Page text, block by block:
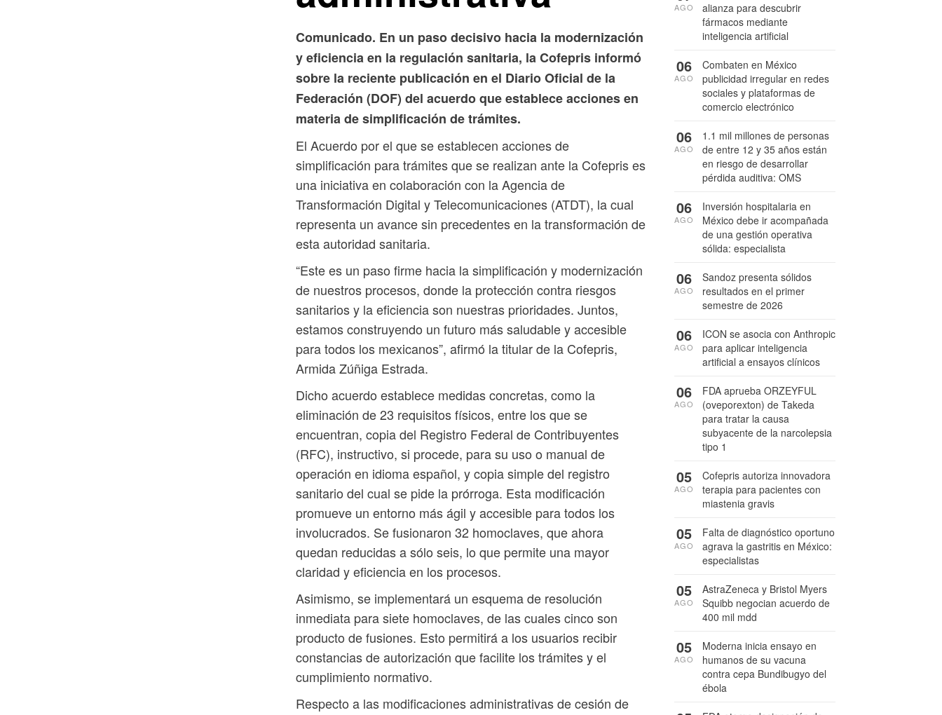
Comunicado. En un paso decisivo hacia la modernización
y eficiencia en la regulación sanitaria, la Cofepris informó
sobre la reciente publicación en el Diario Oficial de la
Federación (DOF) del acuerdo que establece acciones en
materia de simplificación de trámites.
El Acuerdo por el que se establecen acciones de
simplificación para trámites que se realizan ante la Cofepris es
una iniciativa en colaboración con la Agencia de
Transformación Digital y Telecomunicaciones (ATDT), la cual
representa un avance sin precedentes en la transformación de
esta autoridad sanitaria.
“Este es un paso firme hacia la simplificación y modernización
de nuestros procesos, donde la protección contra riesgos
sanitarios y la eficiencia son nuestras prioridades. Juntos,
estamos construyendo un futuro más saludable y accesible
para todos los mexicanos”, afirmó la titular de la Cofepris,
Armida Zúñiga Estrada.
Dicho acuerdo establece medidas concretas, como la
eliminación de 23 requisitos físicos, entre los que se
encuentran, copia del Registro Federal de Contribuyentes
(RFC), instructivo, si procede, para su uso o manual de
operación en idioma español, y copia simple del registro
sanitario del cual se pide la prórroga. Esta modificación
promueve un entorno más ágil y accesible para todos los
involucrados. Se fusionaron 32 homoclaves, que ahora
quedan reducidas a sólo seis, lo que permite una mayor
claridad y eficiencia en los procesos.
Asimismo, se implementará un esquema de resolución
inmediata para siete homoclaves, de las cuales cinco son
producto de fusiones. Esto permitirá a los usuarios recibir
constancias de autorización que facilite los trámites y el
cumplimiento normativo.
Respecto a las modificaciones administrativas de cesión de
alianza para descubrir
fármacos mediante
inteligencia artificial
AGO
Combaten en México
publicidad irregular en redes
sociales y plataformas de
comercio electrónico
06
AGO
1.1 mil millones de personas
de entre 12 y 35 años están
en riesgo de desarrollar
pérdida auditiva: OMS
06
AGO
Inversión hospitalaria en
México debe ir acompañada
de una gestión operativa
sólida: especialista
06
AGO
Sandoz presenta sólidos
resultados en el primer
semestre de 2026
06
AGO
ICON se asocia con Anthropic
para aplicar inteligencia
artificial a ensayos clínicos
06
AGO
FDA aprueba ORZEYFUL
(oveporexton) de Takeda
para tratar la causa
subyacente de la narcolepsia
tipo 1
06
AGO
Cofepris autoriza innovadora
terapia para pacientes con
miastenia gravis
05
AGO
Falta de diagnóstico oportuno
agrava la gastritis en México:
especialistas
05
AGO
AstraZeneca y Bristol Myers
Squibb negocian acuerdo de
400 mil mdd
05
AGO
Moderna inicia ensayo en
humanos de su vacuna
contra cepa Bundibugyo del
ébola
05
AGO